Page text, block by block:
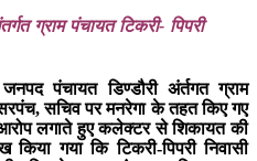
ग्राम पंचायत टिकरी- पिपरी
पंचायत डिण्डौरी अंर्तगत ग्राम
सचिव पर मनरेगा के तहत किए गए
लगाते हुए कलेक्टर से शिकायत की
गया कि टिकरी-पिपरी निवासी